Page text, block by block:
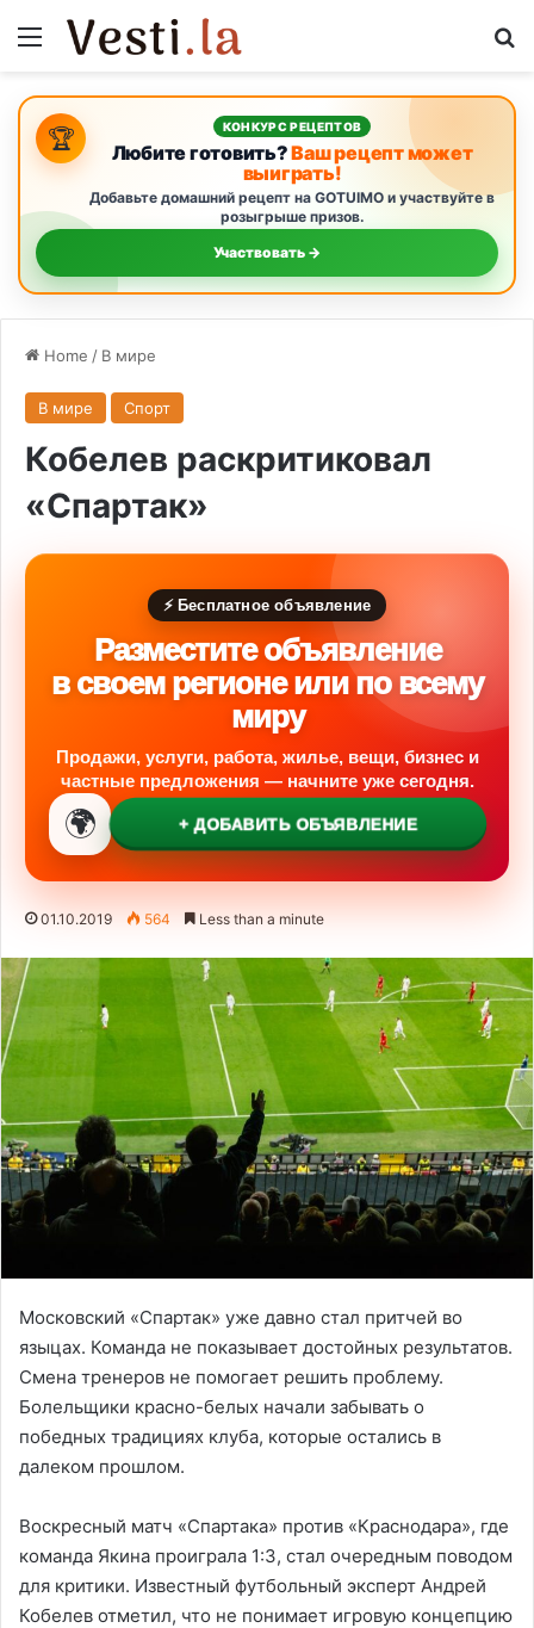
Menu
🏆 КОНКУРС РЕЦЕПТОВ
Любите готовить?Ваш рецепт может
выиграть!
Добавьте домашний рецепт на GOTUIMO и участвуйте в
розыгрыше призов.
Участвовать →
Home / В мире
В мире Спорт
Кобелев раскритиковал
«Спартак»
⚡ Бесплатное объявление
Разместите объявление
в своем регионе или по всему
миру
Продажи, услуги, работа, жилье, вещи, бизнес и
частные предложения — начните уже сегодня.
🌍 + ДОБАВИТЬ ОБЪЯВЛЕНИЕ
01.10.2019 564 Less than a minute
Московский «Спартак» уже давно стал притчей во
языцах. Команда не показывает достойных результатов.
Смена тренеров не помогает решить проблему.
Болельщики красно-белых начали забывать о
победных традициях клуба, которые остались в
далеком прошлом.
Воскресный матч «Спартака» против «Краснодара», где
команда Якина проиграла 1:3, стал очередным поводом
для критики. Известный футбольный эксперт Андрей
Кобелев отметил, что не понимает игровую концепцию